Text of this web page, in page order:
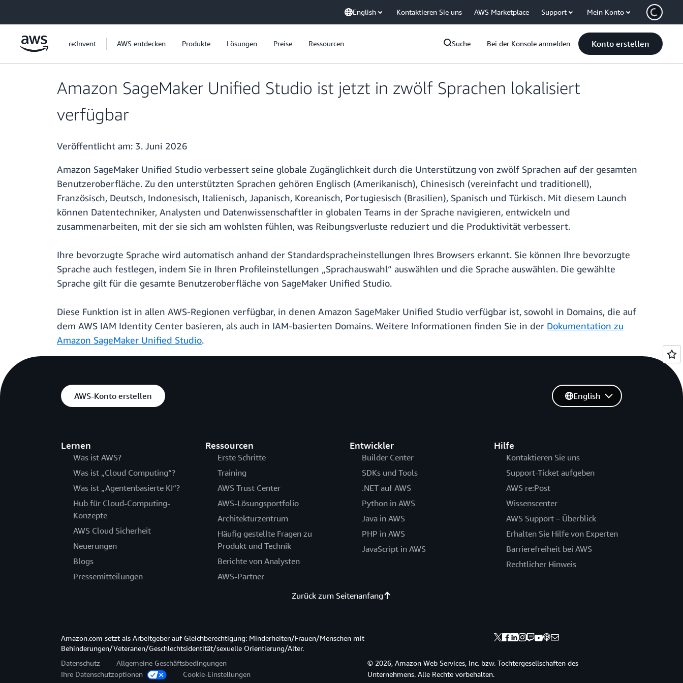
English Kontaktieren Sie uns AWS Marketplace Support Mein Konto
re:Invent AWS entdecken Produkte Lösungen Preise Ressourcen Suche Bei der Konsole anmelden Konto erstellen
Amazon SageMaker Unified Studio ist jetzt in zwölf Sprachen lokalisiert
verfügbar
Veröffentlicht am: 3. Juni 2026
Amazon SageMaker Unified Studio verbessert seine globale Zugänglichkeit durch die Unterstützung von zwölf Sprachen auf der gesamten
Benutzeroberfläche. Zu den unterstützten Sprachen gehören Englisch (Amerikanisch), Chinesisch (vereinfacht und traditionell),
Französisch, Deutsch, Indonesisch, Italienisch, Japanisch, Koreanisch, Portugiesisch (Brasilien), Spanisch und Türkisch. Mit diesem Launch
können Datentechniker, Analysten und Datenwissenschaftler in globalen Teams in der Sprache navigieren, entwickeln und
zusammenarbeiten, mit der sie sich am wohlsten fühlen, was Reibungsverluste reduziert und die Produktivität verbessert.
Ihre bevorzugte Sprache wird automatisch anhand der Standardspracheinstellungen Ihres Browsers erkannt. Sie können Ihre bevorzugte
Sprache auch festlegen, indem Sie in Ihren Profileinstellungen „Sprachauswahl“ auswählen und die Sprache auswählen. Die gewählte
Sprache gilt für die gesamte Benutzeroberfläche von SageMaker Unified Studio.
Diese Funktion ist in allen AWS-Regionen verfügbar, in denen Amazon SageMaker Unified Studio verfügbar ist, sowohl in Domains, die auf
dem AWS IAM Identity Center basieren, als auch in IAM-basierten Domains. Weitere Informationen finden Sie in der Dokumentation zu
Amazon SageMaker Unified Studio.
AWS-Konto erstellen
Lernen
Was ist AWS?
Was ist „Cloud Computing“?
Was ist „Agentenbasierte KI“?
Hub für Cloud-Computing-
Konzepte
AWS Cloud Sicherheit
Neuerungen
Blogs
Pressemitteilungen
Ressourcen
Erste Schritte
Training
AWS Trust Center
AWS-Lösungsportfolio
Architekturzentrum
Häufig gestellte Fragen zu
Produkt und Technik
Berichte von Analysten
AWS-Partner
Entwickler
Builder Center
SDKs und Tools
.NET auf AWS
Python in AWS
Java in AWS
PHP in AWS
JavaScript in AWS
Hilfe
Kontaktieren Sie uns
Support-Ticket aufgeben
AWS re:Post
Wissenscenter
AWS Support – Überblick
Erhalten Sie Hilfe von Experten
Barrierefreiheit bei AWS
Rechtlicher Hinweis
English
Zurück zum Seitenanfang
Amazon.com setzt als Arbeitgeber auf Gleichberechtigung: Minderheiten/Frauen/Menschen mit
Behinderungen/Veteranen/Geschlechtsidentität/sexuelle Orientierung/Alter.
Datenschutz
Allgemeine Geschäftsbedingungen
Ihre Datenschutzoptionen
Cookie-Einstellungen
© 2026, Amazon Web Services, Inc. bzw. Tochtergesellschaften des
Unternehmens. Alle Rechte vorbehalten.